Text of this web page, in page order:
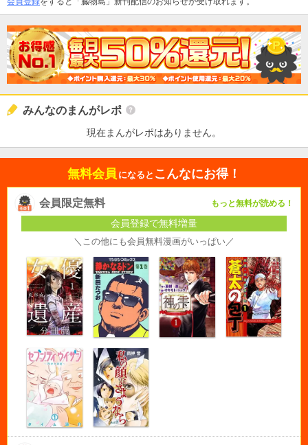
みんなのまんがレポ
現在まんがレポはありません。
無料会員 になると こんなにお得！
会員限定無料 もっと無料が読める！
会員登録で無料増量
＼この他にも会員無料漫画がいっぱい／